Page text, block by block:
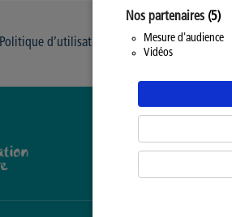
Nos partenaires (5)
Mesure d'audience
Vidéos
Politique d’utilisation des Cookies